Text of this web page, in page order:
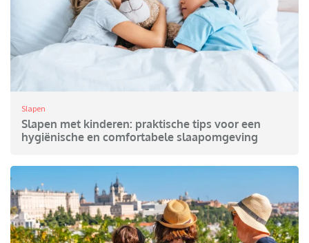
Slapen
Slapen met kinderen: praktische tips voor een
hygiënische en comfortabele slaapomgeving